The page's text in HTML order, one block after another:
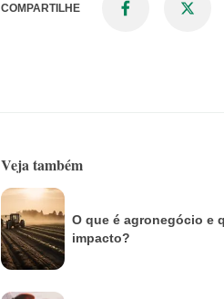
COMPARTILHE
Veja também
O que é agronegócio e
impacto?